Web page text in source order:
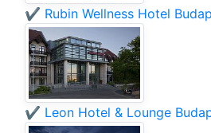
✔️ Rubin Wellness Hotel
✔️ Leon Hotel & Lounge